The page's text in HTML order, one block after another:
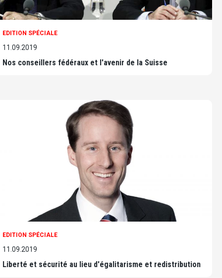
EDITION SPÉCIALE
11.09.2019
Nos conseillers fédéraux et l'avenir de la Suisse
EDITION SPÉCIALE
11.09.2019
Liberté et sécurité au lieu d'égalitarisme et redistribution